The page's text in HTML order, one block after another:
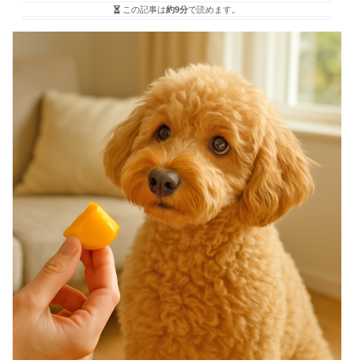
この記事は約9分で読めます。